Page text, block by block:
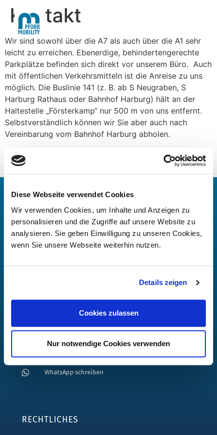
Diese Webseite verwendet Cookies
Wir verwenden Cookies, um Inhalte und Anzeigen zu
personalisieren und die Zugriffe auf unsere Website zu
analysieren. Sie geben Einwilligung zu unseren Cookies,
wenn Sie unsere Webseite weiterhin nutzen.
Details zeigen
Cookies zulassen
Nur notwendige Cookies verwenden
Kontakt
Wir sind sowohl über die A7 als auch über die A1 sehr
leicht zu erreichen. Ebenerdige, behindertengerechte
Parkplätze befinden sich direkt vor unserem Büro. Auch
mit öffentlichen Verkehrsmitteln ist die Anreise zu uns
möglich. Die Buslinie 141 (z. B. ab S Neugraben, S
Harburg Rathaus oder Bahnhof Harburg) hält an der
Haltestelle „Försterkamp“ nur 500 m von uns entfernt.
Selbstverständlich können wir Sie aber auch nach
Vereinbarung vom Bahnhof Harburg abholen.
Schauen Sie gerne in unsere Bildergalerie und
verschaffen Sie sich einen ersten Eindruck von uns.
KONTAKT
Cuxhavener Str. 36, 21149 Hamburg
+49 (0)40 796 872 30
TECHNIK-HOTLINE
+49 (0)170 8152557
WhatsApp schreiben
RECHTLICHES